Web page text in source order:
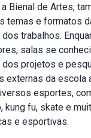
Bienal de Artes,
temas e formatos
trabalhos.
salas se
projetos e
externas da escola
esportes,
kung fu, skate e
e esportivas.